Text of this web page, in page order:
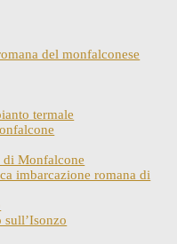
del monfalconese
termale
di Monfalcone
imbarcazione romana di
sull’Isonzo